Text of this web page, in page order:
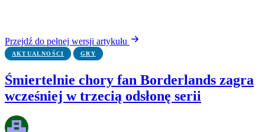
Przejdź do pełnej wersji artykułu
AKTUALNOŚCI GRY
Śmiertelnie chory fan Borderlands zagra
wcześniej w trzecią odsłonę serii